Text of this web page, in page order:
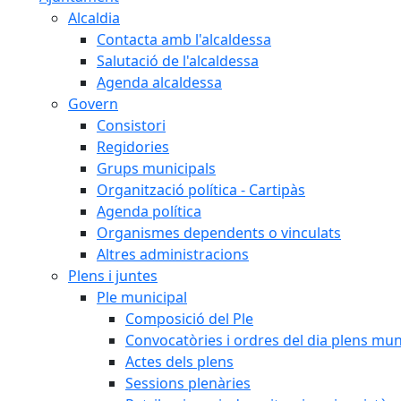
Alcaldia
Contacta amb l'alcaldessa
Salutació de l'alcaldessa
Agenda alcaldessa
Govern
Consistori
Regidories
Grups municipals
Organització política - Cartipàs
Agenda política
Organismes dependents o vinculats
Altres administracions
Plens i juntes
Ple municipal
Composició del Ple
Convocatòries i ordres del dia plens
Actes dels plens
Sessions plenàries